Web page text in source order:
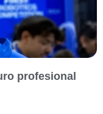
profesional